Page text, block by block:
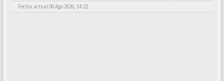
Fecha actual 06 Ago 2026, 14:22